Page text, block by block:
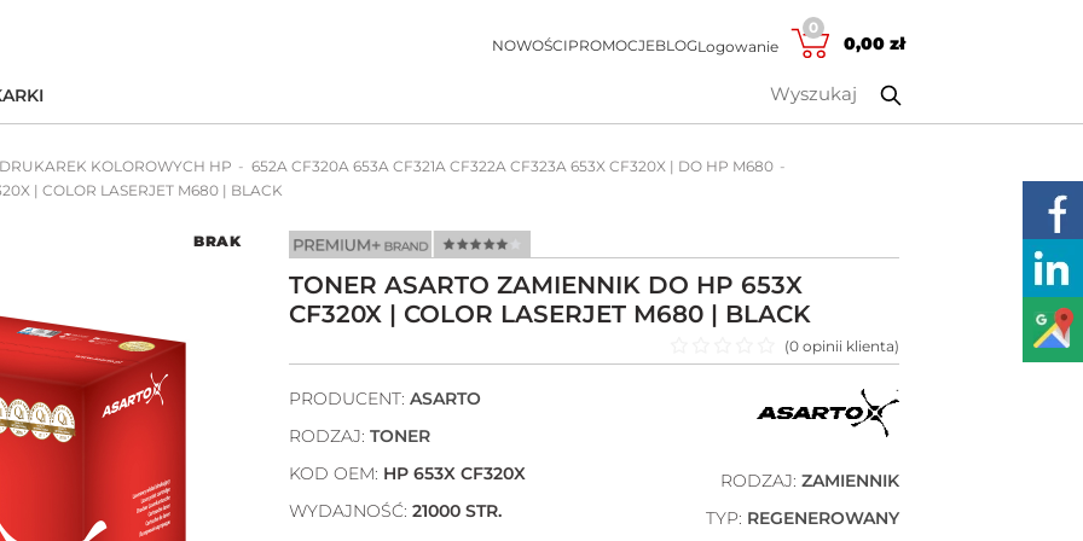
NOWOŚCIPROMOCJEBLOGLogowanie
0
0,00 zł
KOLOROWYCH HP
652A CF320A 653A CF321A CF322A CF323A 653X CF320X | DO HP M680
| COLOR LASERJET M680 | BLACK
BRAK
TONER ASARTO ZAMIENNIK DO HP 653X
CF320X | COLOR LASERJET M680 | BLACK
Oceniono
(0 opinii klienta)
PRODUCENT: ASARTO
RODZAJ: TONER
KOD OEM: HP 653X CF320X
WYDAJNOŚĆ: 21000 STR.
RODZAJ: ZAMIENNIK
TYP: REGENEROWANY